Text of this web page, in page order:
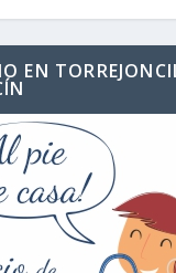
EN